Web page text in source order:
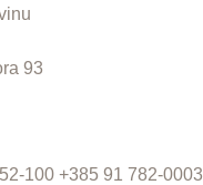
93
100 +385 91 782-0003